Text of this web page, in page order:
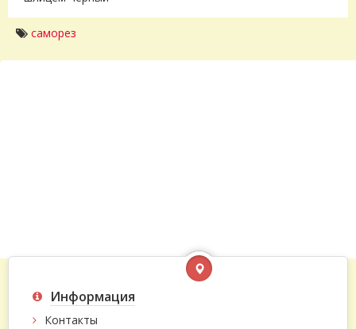
саморез
Информация
Контакты